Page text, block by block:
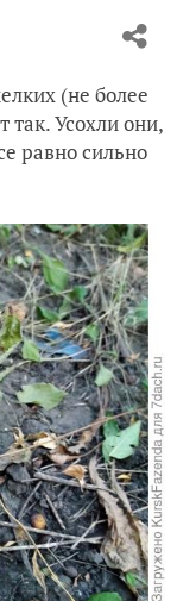
(не более
так. Усохли они,
равно сильно